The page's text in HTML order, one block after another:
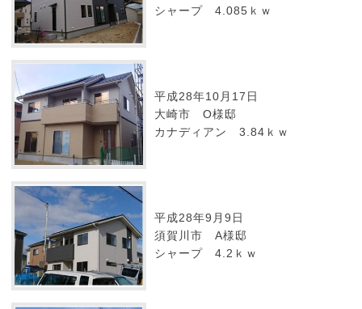
シャープ 4.085ｋｗ
平成28年10月17日
大崎市 O様邸
カナディアン 3.84ｋｗ
平成28年9月9日
須賀川市 A様邸
シャープ 4.2ｋｗ